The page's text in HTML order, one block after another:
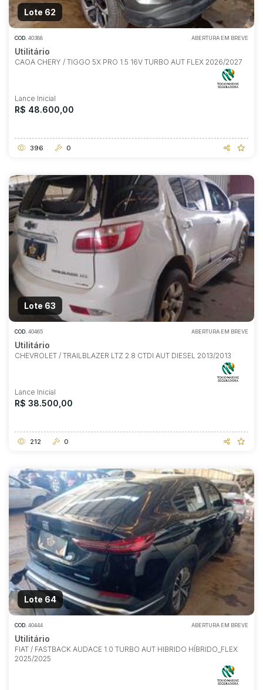
Lote 62
COD. 40388 ABERTURA EM BREVE
Utilitário
CAOA CHERY / TIGGO 5X PRO 1.5 16V TURBO AUT FLEX 2026/2027
Lance Inicial
R$ 48.600,00
396 0
Lote 63
COD. 40465 ABERTURA EM BREVE
Utilitário
CHEVROLET / TRAILBLAZER LTZ 2.8 CTDI AUT DIESEL 2013/2013
Lance Inicial
R$ 38.500,00
212 0
Lote 64
COD. 40444 ABERTURA EM BREVE
Utilitário
FIAT / FASTBACK AUDACE 1.0 TURBO AUT HIBRIDO HÍBRIDO_FLEX
2025/2025